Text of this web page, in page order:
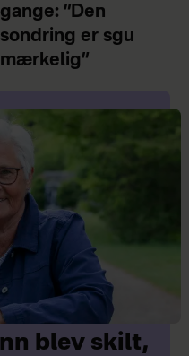
gange: ”Den
sondring er sgu
mærkelig”
blev skilt,